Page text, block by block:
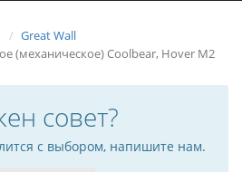
Great Wall
(механическое) Coolbear, Hover M2
совет?
с выбором, напишите нам.